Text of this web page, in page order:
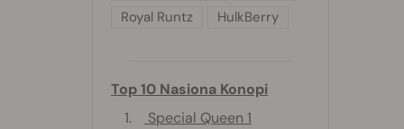
Royal Runtz
HulkBerry
Top 10 Nasiona Konopi
1.
Special Queen 1